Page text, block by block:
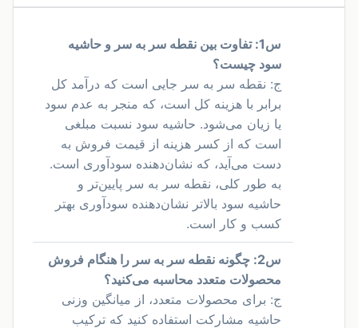
س1: تفاوت بین نقطه سر به سر و حاشیه
سود چیست؟
ج: نقطه سر به سر جایی است که درآمد کل
برابر با هزینه کل است، که منجر به عدم سود
یا زیان می‌شود. حاشیه سود نسبت مبلغی
است که از کسر هزینه از قیمت فروش به
دست می‌آید، که نشان‌دهنده سودآوری است.
به طور کلی، نقطه سر به سر پایین‌تر و
حاشیه سود بالاتر نشان‌دهنده سودآوری بهتر
کسب و کار است.
س2: چگونه نقطه سر به سر را هنگام فروش
محصولات متعدد محاسبه می‌کنید؟
ج: برای محصولات متعدد، از میانگین وزنی
حاشیه مشارکت استفاده کنید که ترکیب